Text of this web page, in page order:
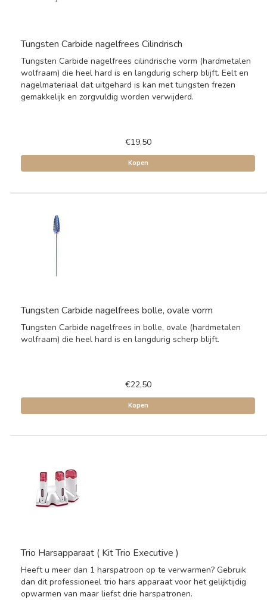
Tungsten Carbide nagelfrees Cilindrisch
Tungsten Carbide nagelfrees cilindrische vorm (hardmetalen
wolfraam) die heel hard is en langdurig scherp blijft. Eelt en
nagelmateriaal dat uitgehard is kan met tungsten frezen
gemakkelijk en zorgvuldig worden verwijderd.
€19,50
Kopen
Tungsten Carbide nagelfrees bolle, ovale vorm
Tungsten Carbide nagelfrees in bolle, ovale (hardmetalen
wolfraam) die heel hard is en langdurig scherp blijft.
€22,50
Kopen
Trio Harsapparaat ( Kit Trio Executive )
Heeft u meer dan 1 harspatroon op te verwarmen? Gebruik
dan dit professioneel trio hars apparaat voor het gelijktijdig
opwarmen van maar liefst drie harspatronen.